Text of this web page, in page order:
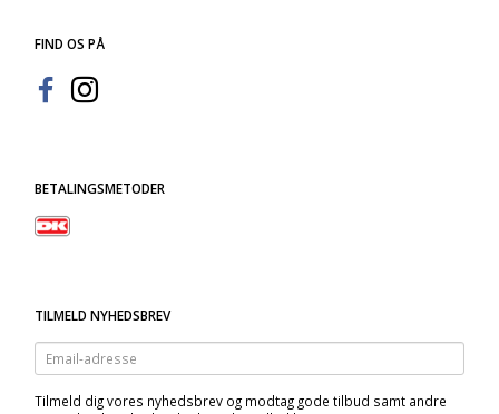
FIND OS PÅ
BETALINGSMETODER
TILMELD NYHEDSBREV
Email-
adresse
Tilmeld dig vores nyhedsbrev og modtag gode tilbud samt andre